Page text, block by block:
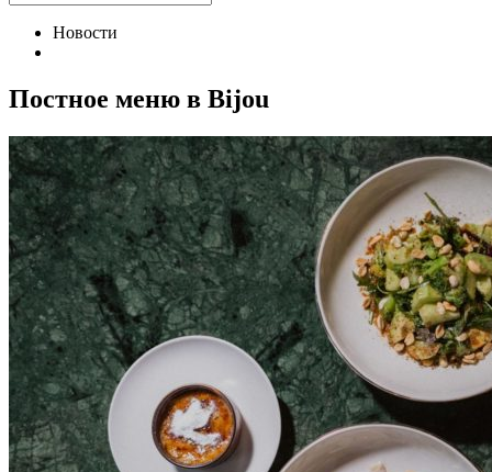
Новости
Постное меню в Bijou